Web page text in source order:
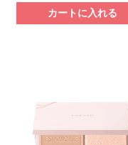
カートに入れる